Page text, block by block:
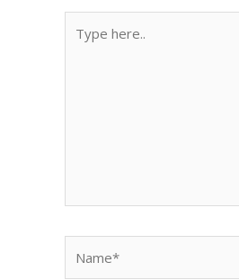
here..